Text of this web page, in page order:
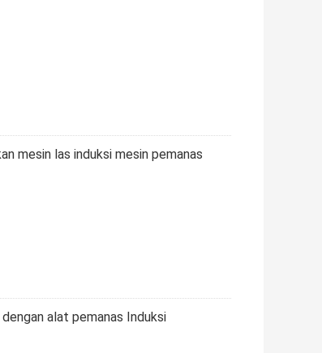
mesin las induksi mesin pemanas
alat pemanas Induksi